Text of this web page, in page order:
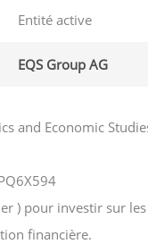
Entité active
EQS Group AG
and Economic
) pour investir sur
financière.